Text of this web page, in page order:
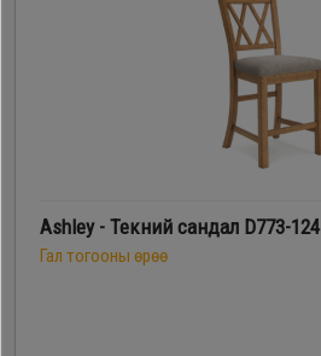
Ashley - Текний сандал D773-124
Гал тогооны өрөө